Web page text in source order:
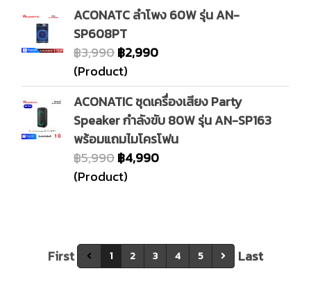
ACONATC ลำโพง 60W รุ่น AN-
SP608PT
฿3,990฿2,990
(Product)
ACONATIC ชุดเครื่องเสียง Party
Speaker กำลังขับ 80W รุ่น AN-SP163
พร้อมแถมไมโครโฟน
฿5,990฿4,990
(Product)
First 1 2 3 4 5 Last